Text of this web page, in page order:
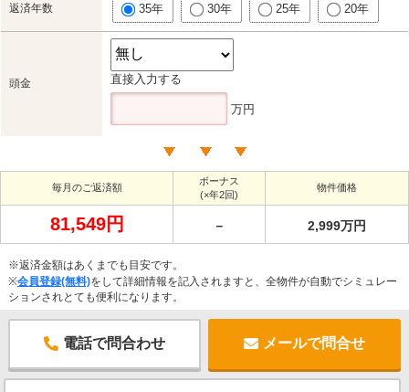
返済年数 35年 30年 25年 20年
頭金 直接入力する
万円
毎月のご返済額
ボーナス
(×年2回)
物件価格
81,549円 － 2,999万円
※返済金額はあくまでも目安です。
※会員登録(無料)をして詳細情報を記入されますと、全物件が自動でシミュレー
ションされとても便利になります。
電話で問合わせ メールで問合せ